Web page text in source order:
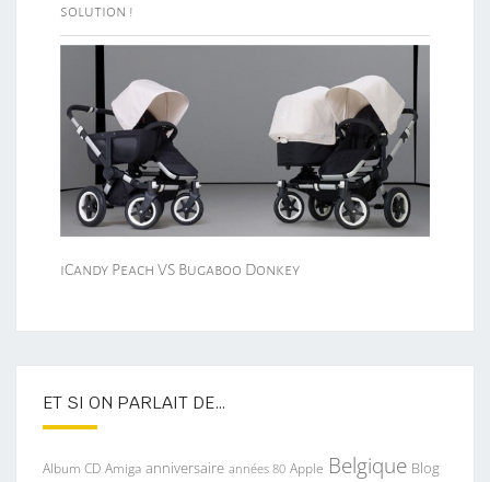
solution !
iCandy Peach VS Bugaboo Donkey
ET SI ON PARLAIT DE…
Album CD Amiga anniversaire années 80 Apple Belgique Blog